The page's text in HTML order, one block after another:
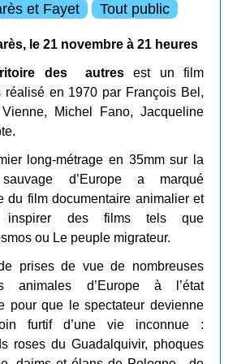
et Fayet Tout public
le 21 novembre à 21 heures
des autres est un film
réalisé en 1970 par François Bel,
Michel Fano, Jacqueline
long-métrage en 35mm sur la
d’Europe a marqué
du film documentaire animalier et
des films tels que
ou Le peuple migrateur.
prises de vue de nombreuses
animales d’Europe à l’état
pour que le spectateur devienne
furtif d’une vie inconnue :
roses du Guadalquivir, phoques